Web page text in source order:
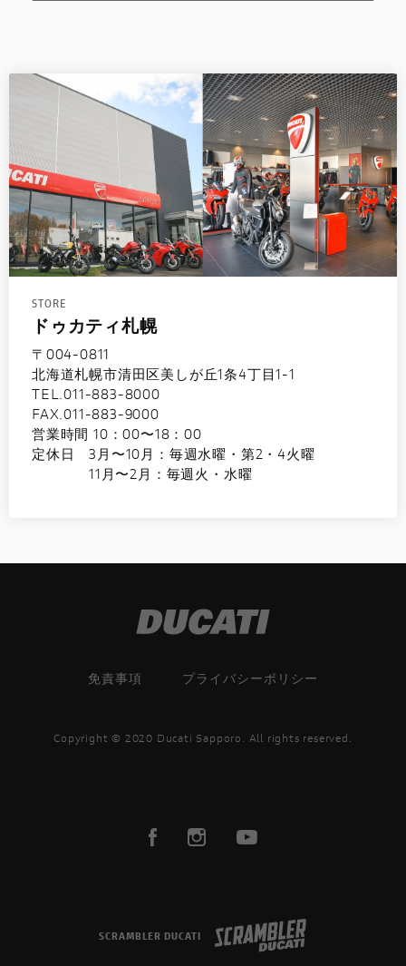
STORE
ドゥカティ札幌
〒004-0811
北海道札幌市清田区美しが丘1条4丁目1-1
TEL.011-883-8000
FAX.011-883-9000
営業時間 10：00〜18：00
定休日 3月〜10月：毎週水曜・第2・4火曜
11月〜2月：毎週火・水曜
免責事項 プライバシーポリシー
Copyright © 2020 Ducati Sapporo. All rights reserved.
SCRAMBLER DUCATI